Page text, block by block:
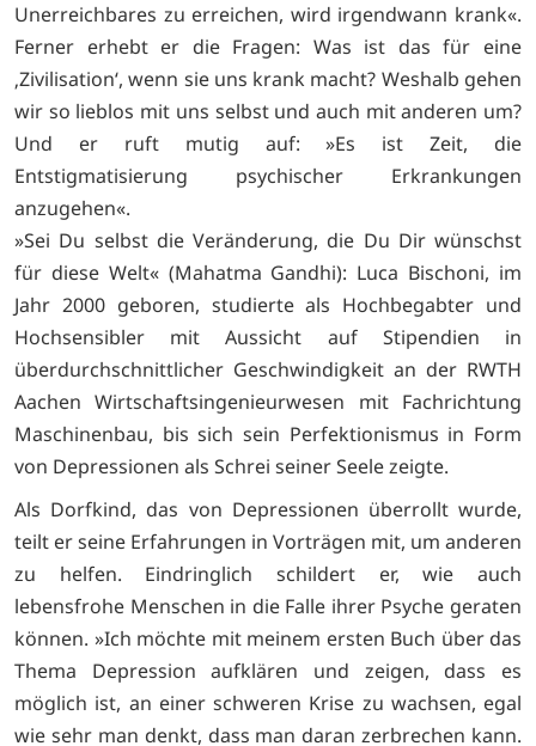
Unerreichbares zu erreichen, wird irgendwann krank«.
Ferner erhebt er die Fragen: Was ist das für eine
‚Zivilisation‘, wenn sie uns krank macht? Weshalb gehen
wir so lieblos mit uns selbst und auch mit anderen um?
Und er ruft mutig auf: »Es ist Zeit, die
Entstigmatisierung psychischer Erkrankungen
anzugehen«.
»Sei Du selbst die Veränderung, die Du Dir wünschst
für diese Welt« (Mahatma Gandhi): Luca Bischoni, im
Jahr 2000 geboren, studierte als Hochbegabter und
Hochsensibler mit Aussicht auf Stipendien in
überdurchschnittlicher Geschwindigkeit an der RWTH
Aachen Wirtschaftsingenieurwesen mit Fachrichtung
Maschinenbau, bis sich sein Perfektionismus in Form
von Depressionen als Schrei seiner Seele zeigte.
Als Dorfkind, das von Depressionen überrollt wurde,
teilt er seine Erfahrungen in Vorträgen mit, um anderen
zu helfen. Eindringlich schildert er, wie auch
lebensfrohe Menschen in die Falle ihrer Psyche geraten
können. »Ich möchte mit meinem ersten Buch über das
Thema Depression aufklären und zeigen, dass es
möglich ist, an einer schweren Krise zu wachsen, egal
wie sehr man denkt, dass man daran zerbrechen kann.